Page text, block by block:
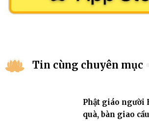
Tin cùng chuyên mục
Phật giáo người
quà, bàn giao